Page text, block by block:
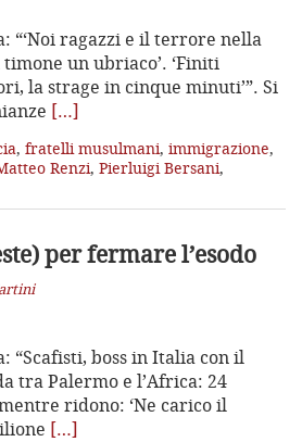
“‘Noi ragazzi e il terrore nella
un ubriaco’. ‘Finiti
la strage in cinque minuti’”. Si
[…]
, fratelli musulmani, immigrazione,
Renzi, Pierluigi Bersani,
per fermare l’esodo
“Scafisti, boss in Italia con il
tra Palermo e l’Africa: 24
ridono: ‘Ne carico il
[…]